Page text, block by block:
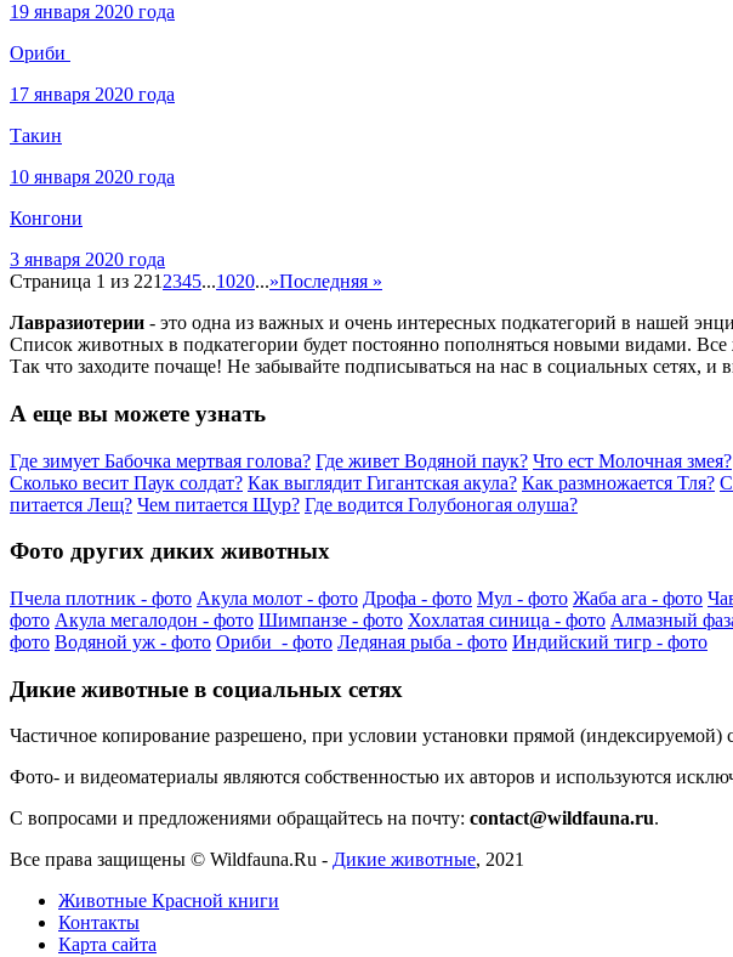
19 января 2020 года
Ориби
17 января 2020 года
Такин
10 января 2020 года
Конгони
3 января 2020 года
Страница 1 из 221 2345...1020...»Последняя »
Лавразиотерии - это одна из важных и очень интересных подкатегорий в нашей
Список животных в подкатегории будет постоянно пополняться новыми видами.
Так что заходите почаще! Не забывайте подписываться на нас в социальных сетях,
А еще вы можете узнать
Где зимует Бабочка мертвая голова? Где живет Водяной паук? Что ест Молочная змея?
Сколько весит Паук солдат? Как выглядит Гигантская акула? Как размножается Тля?
питается Лещ? Чем питается Щур? Где водится Голубоногая олуша?
Фото других диких животных
Пчела плотник - фото Акула молот - фото Дрофа - фото Мул - фото Жаба ага - фото
фото Акула мегалодон - фото Шимпанзе - фото Хохлатая синица - фото Алмазный
фото Водяной уж - фото Ориби - фото Ледяная рыба - фото Индийский тигр - фото
Дикие животные в социальных сетях
Частичное копирование разрешено, при условии установки прямой (индексируемой)
Фото- и видеоматериалы являются собственностью их авторов и используются
С вопросами и предложениями обращайтесь на почту: contact@wildfauna.ru.
Все права защищены © Wildfauna.Ru - Дикие животные, 2021
Животные Красной книги
Контакты
Карта сайта